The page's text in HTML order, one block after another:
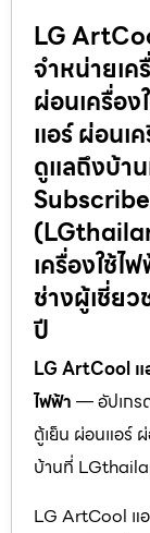
LG
จำหน่ายเค
ผ่อนเครื่อ
แอร์ ผ่อนเ
ดูแลถึงบ้า
เครื่องใช้ไ
ช่างผู้เชี่ย
ปี
LG ArtCool แ
ไฟฟ้า — อัปเกร
ตู้เย็น ผ่อนแอร์
บ้านที่
LG ArtCool แอ